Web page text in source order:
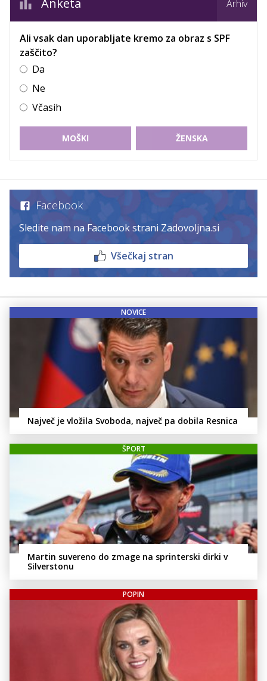
Anketa Arhiv
Ali vsak dan uporabljate kremo za obraz s SPF
zaščito?
Da
Ne
Včasih
MOŠKI ŽENSKA
Facebook
Sledite nam na Facebook strani Zadovoljna.si
Všečkaj stran
NOVICE
Največ je vložila Svoboda, največ pa dobila Resnica
ŠPORT
Martin suvereno do zmage na sprinterski dirki v
Silverstonu
POPIN